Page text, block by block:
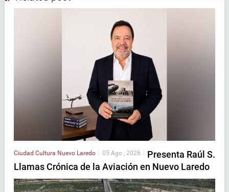
Ciudad Cultura Nuevo Laredo 05 Ago , 2026
Presenta Raúl S.
Llamas Crónica de la Aviación en Nuevo Laredo